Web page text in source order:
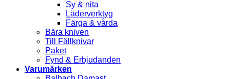
Sy & nita
Läderverktyg
Färga & vårda
Bära kniven
Till Fällknivar
Paket
Fynd & Erbjudanden
Varumärken